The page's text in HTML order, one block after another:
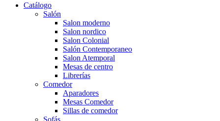
Catálogo
Salón
Salon moderno
Salon nordico
Salon Colonial
Salón Contemporaneo
Salon Atemporal
Mesas de centro
Librerías
Comedor
Aparadores
Mesas Comedor
Sillas de comedor
Sofás